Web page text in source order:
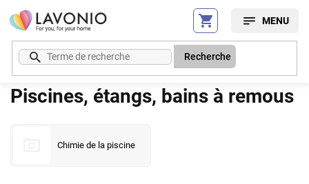
Aller
au
contenu
Recherche
Piscines, étangs, bains à remous
Chimie de la piscine